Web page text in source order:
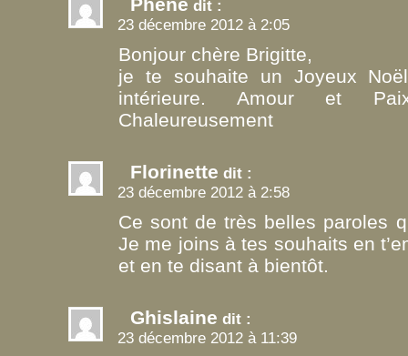
dit :
23 décembre 2012 à 2:05
Bonjour chère Brigitte,
je te souhaite un Joyeux
intérieure. Amour et
Chaleureusement
Florinette dit :
23 décembre 2012 à 2:58
Ce sont de très belles paroles
Je me joins à tes souhaits en
et en te disant à bientôt.
Ghislaine dit :
23 décembre 2012 à 11:39